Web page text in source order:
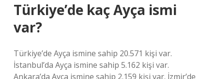
Türkiye’de kaç Ayça ismi
var?
Türkiye’de Ayça ismine sahip 20.571 kişi var.
İstanbul’da Ayça ismine sahip 5.162 kişi var.
Ankara’da Ayça ismine sahip 2.159 kişi var. İzmir’de